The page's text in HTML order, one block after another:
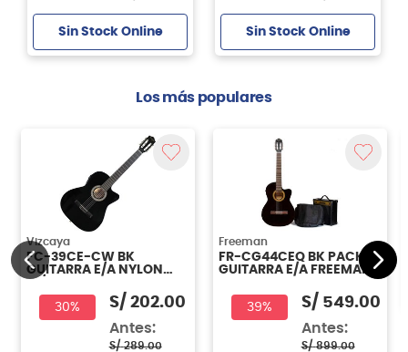
Sin Stock Online Sin Stock Online
Los más populares
Vizcaya
FC-39CE-CW BK
GUITARRA E/A NYLON
W/BAG VIZCAYA
30%
S/ 202.00
Antes:
S/ 289.00
Freeman
FR-CG44CEQ BK PACK
GUITARRA E/A FREEMAN
39% S/ 549.00
Antes:
S/ 899.00